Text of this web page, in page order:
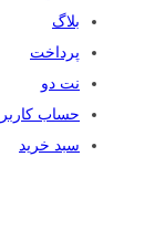
بلاگ
پرداخت
نت دو
حساب
سبد خرید